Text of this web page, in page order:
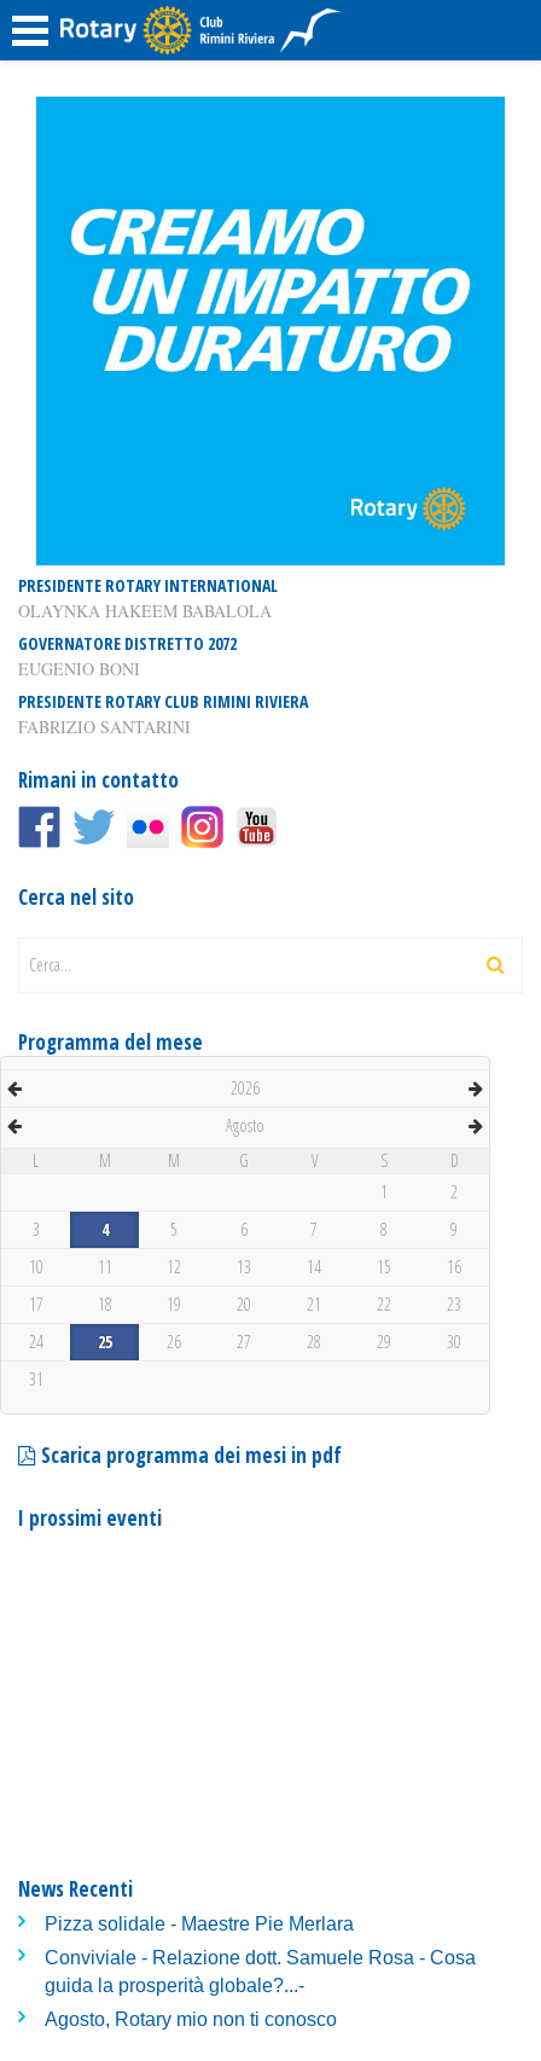
PRESIDENTE ROTARY INTERNATIONAL
OLAYNKA HAKEEM BABALOLA
GOVERNATORE DISTRETTO 2072
EUGENIO BONI
PRESIDENTE ROTARY CLUB RIMINI RIVIERA
FABRIZIO SANTARINI
Rimani in contatto
Cerca nel sito
Cerca...
Programma del mese
2026
Agosto
L
M M G V S
D
1
2
3
4 5 6 7 8
9
10
11 12 13 14 15
16
17
18 19 20 21 22
23
24
25 26 27 28 29
30
31
Scarica programma dei mesi in pdf
I prossimi eventi
News Recenti
Pizza solidale - Maestre Pie Merlara
Conviviale - Relazione dott. Samuele Rosa - Cosa
guida la prosperità globale?...-
Agosto, Rotary mio non ti conosco